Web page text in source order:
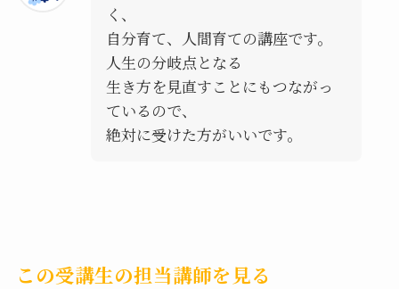
く、
自分育て、人間育ての講座です。
人生の分岐点となる
生き方を見直すことにもつながっ
ているので、
絶対に受けた方がいいです。
この受講生の担当講師を見る